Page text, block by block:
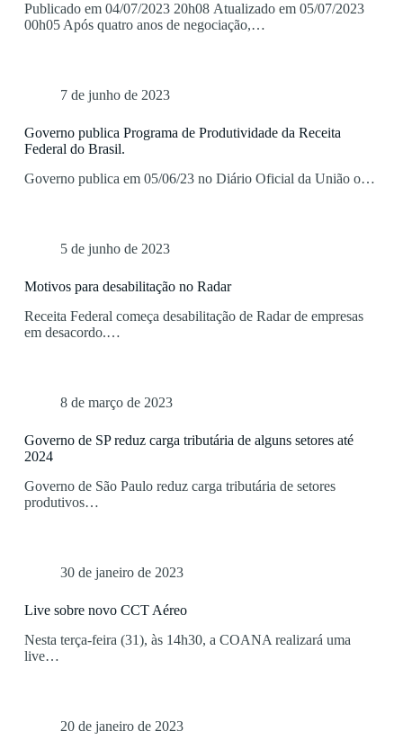
Publicado em 04/07/2023 20h08 Atualizado em 05/07/2023
00h05 Após quatro anos de negociação,…
7 de junho de 2023
Governo publica Programa de Produtividade da Receita
Federal do Brasil.
Governo publica em 05/06/23 no Diário Oficial da União o…
5 de junho de 2023
Motivos para desabilitação no Radar
Receita Federal começa desabilitação de Radar de empresas
em desacordo.…
8 de março de 2023
Governo de SP reduz carga tributária de alguns setores até
2024
Governo de São Paulo reduz carga tributária de setores
produtivos…
30 de janeiro de 2023
Live sobre novo CCT Aéreo
Nesta terça-feira (31), às 14h30, a COANA realizará uma
live…
20 de janeiro de 2023